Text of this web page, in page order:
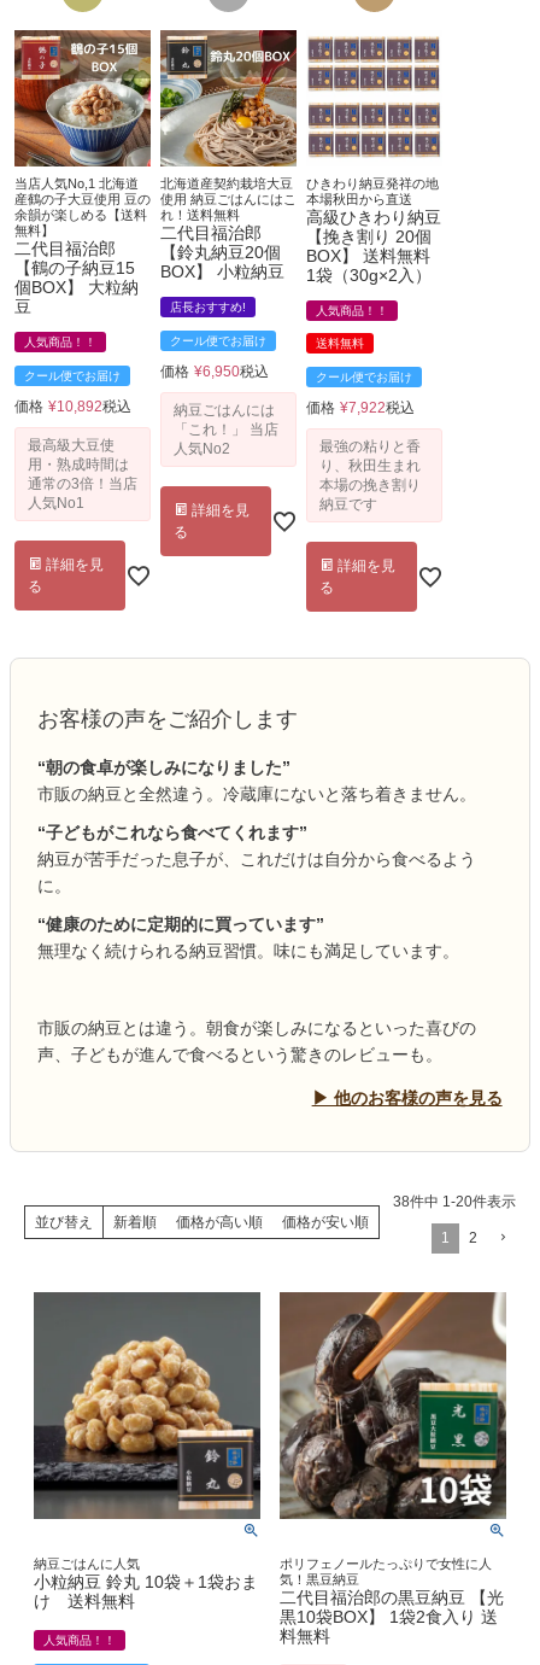
当店人気No,1 北海道
産鶴の子大豆使用 豆の
余韻が楽しめる【送料
無料】
二代目福治郎
【鶴の子納豆15
個BOX】 大粒納
豆
人気商品！！
クール便でお届け
価格 ¥10,892税込
最高級大豆使
用・熟成時間は
通常の3倍！当店
人気No1
詳細を見
る
北海道産契約栽培大豆
使用 納豆ごはんにはこ
れ！送料無料
二代目福治郎
【鈴丸納豆20個
BOX】 小粒納豆
店長おすすめ!
クール便でお届け
価格 ¥6,950税込
納豆ごはんには
「これ！」 当店
人気No2
詳細を見
る
ひきわり納豆発祥の地
本場秋田から直送
高級ひきわり納豆
【挽き割り 20個
BOX】 送料無料
1袋（30g×2入）
人気商品！！
送料無料
クール便でお届け
価格 ¥7,922税込
最強の粘りと香
り、秋田生まれ
本場の挽き割り
納豆です
詳細を見
る
お客様の声をご紹介します
“朝の食卓が楽しみになりました”
市販の納豆と全然違う。冷蔵庫にないと落ち着きません。
“子どもがこれなら食べてくれます”
納豆が苦手だった息子が、これだけは自分から食べるよう
に。
“健康のために定期的に買っています”
無理なく続けられる納豆習慣。味にも満足しています。
市販の納豆とは違う。朝食が楽しみになるといった喜びの
声、子どもが進んで食べるという驚きのレビューも。
▶ 他のお客様の声を見る
並び替え 新着順 価格が高い順 価格が安い順
38件中 1 -20件表示
1 2
納豆ごはんに人気
小粒納豆 鈴丸 10袋＋1袋おま
け 送料無料
人気商品！！
ポリフェノールたっぷりで女性に人
気！黒豆納豆
二代目福治郎の黒豆納豆 【光
黒10袋BOX】 1袋2食入り 送
料無料